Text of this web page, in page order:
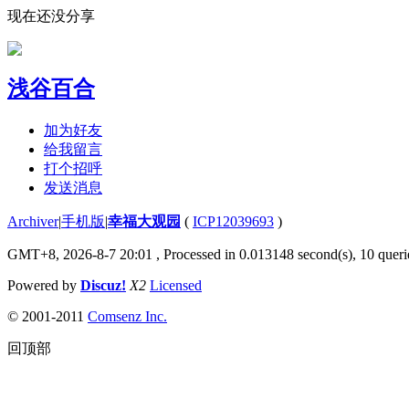
现在还没分享
浅谷百合
加为好友
给我留言
打个招呼
发送消息
Archiver|手机版|幸福大观园 ( ICP12039693 )
GMT+8, 2026-8-7 20:01 , Processed in 0.013148 second(s), 10
Powered by Discuz! X2 Licensed
© 2001-2011 Comsenz Inc.
回顶部